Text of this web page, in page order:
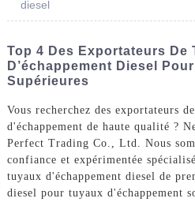
diesel
Top 4 Des Exportateurs De
D’échappement Diesel
Supérieures
Vous recherchez des exportateurs
d'échappement de haute qualité ?
Perfect Trading Co., Ltd. Nous
confiance et expérimentée
tuyaux d'échappement diesel de
diesel pour tuyaux d'échappement